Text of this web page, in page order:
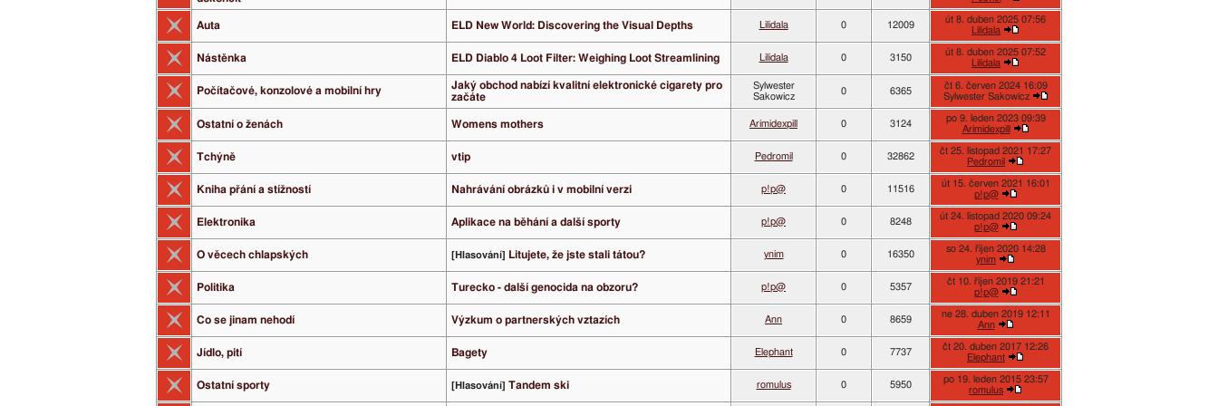
Auta ELD New World: Discovering the Visual Depths Lilidala 0 12009
út 8. duben 2025 07:56
Lilidala
Nástěnka ELD Diablo 4 Loot Filter: Weighing Loot Streamlining Lilidala 0 3150
út 8. duben 2025 07:52
Lilidala
Počítačové, konzolové a mobilní hry
Jaký obchod nabízí kvalitní elektronické cigarety pro
začáte
Sylwester
Sakowicz
0 6365
čt 6. červen 2024 16:09
Sylwester Sakowicz
Ostatní o ženách Womens mothers Arimidexpill 0 3124
po 9. leden 2023 09:39
Arimidexpill
Tchýně vtip Pedromil 0 32862
čt 25. listopad 2021 17:27
Pedromil
Kniha přání a stížností Nahrávání obrázků i v mobilní verzi p!p@ 0 11516
út 15. červen 2021 16:01
p!p@
Elektronika Aplikace na běhání a další sporty p!p@ 0 8248
út 24. listopad 2020 09:24
p!p@
O věcech chlapských [Hlasování] Litujete, že jste stali tátou? ynim 0 16350
so 24. říjen 2020 14:28
ynim
Politika Turecko - další genocida na obzoru? p!p@ 0 5357
čt 10. říjen 2019 21:21
p!p@
Co se jinam nehodí Výzkum o partnerských vztazích Ann 0 8659
ne 28. duben 2019 12:11
Ann
Jídlo, pití Bagety Elephant 0 7737
čt 20. duben 2017 12:26
Elephant
Ostatní sporty [Hlasování] Tandem ski romulus 0 5950
po 19. leden 2015 23:57
romulus